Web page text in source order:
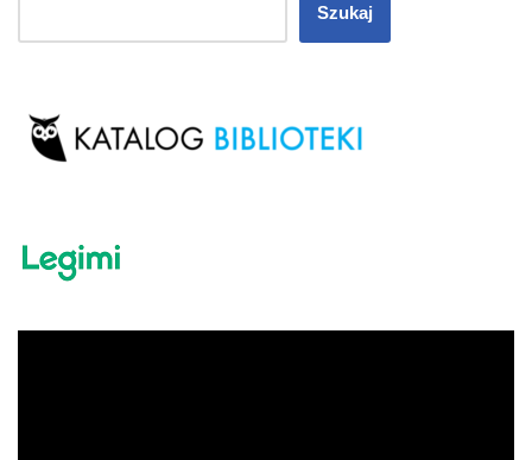
Szukaj